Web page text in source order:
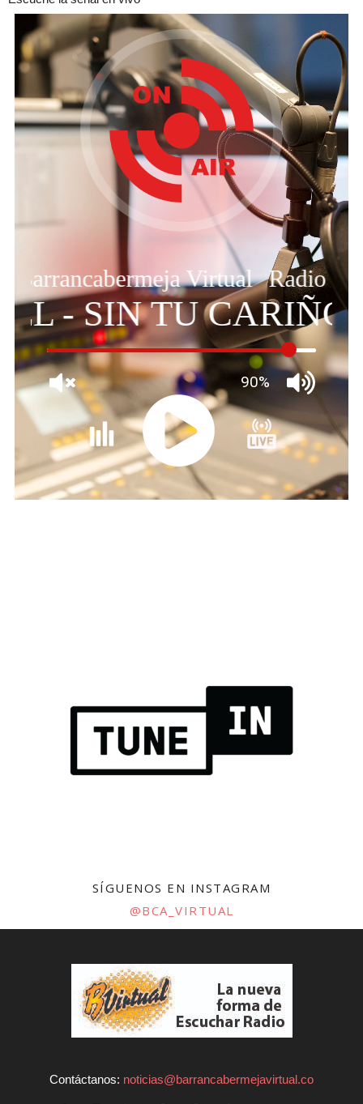
SÍGUENOS EN INSTAGRAM
@BCA_VIRTUAL
Contáctanos: noticias@barrancabermejavirtual.co